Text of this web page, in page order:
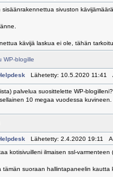
sisäänrakennettua sivuston
kävijä laskua ei ole, tähän
WP-blogille
Lähetetty: 10.5.2020 11:41
palvelua suosittelette WP-blogilleni?
10 megaa vuodessa
Lähetetty: 2.4.2020 19:11
kotisivuilleni ilmaisen ssl-varmenteen
tämän suoraan hallintapaneelin kautta